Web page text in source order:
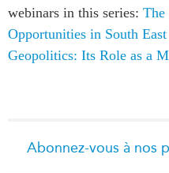
webinars in this series: The
Opportunities in South
Geopolitics: Its Role as a
Abonnez-vous à nos